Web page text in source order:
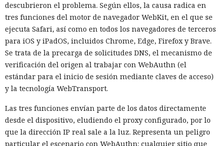
Con KhuntCmd los atacantes ejecutaron el comando
whoami y comprobaron que los comandos a través de
Oracle se ejecutaban con privilegios SYSTEM en el servidor
Windows. Luego, mediante PowerShell se copiaron las
ramas del registro SAM, SECURITY y SYSTEM, de las cuales
se pueden recuperar los hashes de las contraseñas de
cuentas locales. También se ejecutó el comando tasklist /svc
probablemente pretendían llevarse las ramas del registro,
sin embargo no se aporta confirmación de que los archivos
se hubieran robado con éxito.
descubrieron el problema. Según ellos, la causa radica en
tres funciones del motor de navegador WebKit, en el que se
ejecuta Safari, así como en todos los navegadores de terceros
para iOS y iPadOS, incluidos Chrome, Edge, Firefox y Brave.
Se trata de la precarga de solicitudes DNS, el mecanismo de
verificación del origen al trabajar con WebAuthn (el
estándar para el inicio de sesión mediante claves de acceso)
y la tecnología WebTransport.
Las tres funciones envían parte de los datos directamente
desde el dispositivo, eludiendo el proxy configurado, por lo
que la dirección IP real sale a la luz. Representa un peligro
particular el escenario con WebAuthn: cualquier sitio que